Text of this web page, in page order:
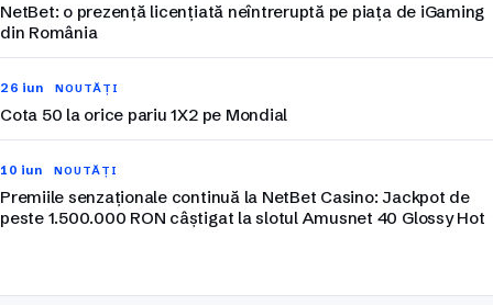
NetBet: o prezență licențiată neîntreruptă pe piața de iGaming
din România
26 iun NOUTĂȚI
Cota 50 la orice pariu 1X2 pe Mondial
10 iun NOUTĂȚI
Premiile senzaționale continuă la NetBet Casino: Jackpot de
peste 1.500.000 RON câștigat la slotul Amusnet 40 Glossy Hot